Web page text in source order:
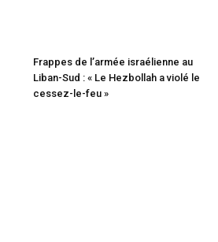
Frappes de l’armée israélienne au
Liban-Sud : « Le Hezbollah a violé le
cessez-le-feu »